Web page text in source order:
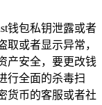
钱包私钥泄露或者
或者显示异常，
产安全，要更改钱
行全面的杀毒扫
货币的客服或者社